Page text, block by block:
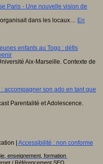
Paris - Une nouvelle vision de
organisait dans les locaux… En
enfants au Togo : défis
Aix-Marseille. Contexte de
accompagner son ado en tant que
Parentalité et Adolescence.
| Accessibilité : non conforme
enseignement, formation
/ Référencement SEO